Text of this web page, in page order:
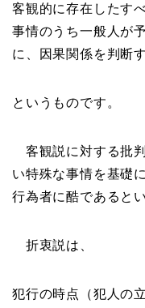
客観的に存在したす
事情のうち一般人が
に、因果関係を判断
というものです。
客観説に対する批
い特殊な事情を基礎
行為者に酷であると
折衷説は、
犯行の時点（犯人の